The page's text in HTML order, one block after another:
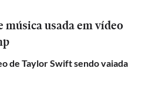
usada em vídeo
de Taylor Swift sendo vaiada